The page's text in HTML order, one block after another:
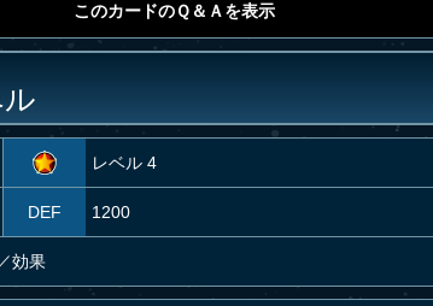
このカードのＱ＆Ａを表示
レベル 4
DEF 1200
効果